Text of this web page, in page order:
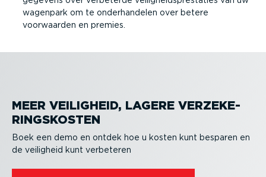
wagenpark om te onder­han­delen over betere
voorwaarden en premies.
MEER VEILIGHEID, LAGERE VERZE­KE­
RINGS­KOSTEN
Boek een demo en ontdek hoe u kosten kunt besparen en
de veiligheid kunt verbeteren